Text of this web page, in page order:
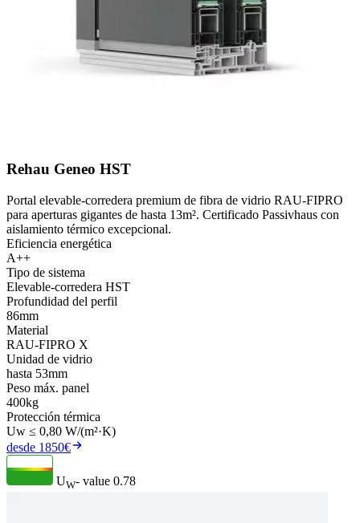
Rehau Geneo HST
Portal elevable-corredera premium de fibra de vidrio RAU-FIPRO
para aperturas gigantes de hasta 13m². Certificado Passivhaus con
aislamiento térmico excepcional.
Eficiencia energética
A++
Tipo de sistema
Elevable-corredera HST
Profundidad del perfil
86mm
Material
RAU-FIPRO X
Unidad de vidrio
hasta 53mm
Peso máx. panel
400kg
Protección térmica
Uw ≤ 0,80 W/(m²·K)
desde 1850€
UW- value 0.78